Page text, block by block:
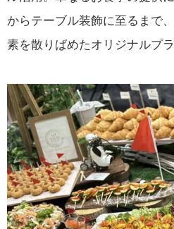
からテーブル装飾に至るまで
素を散りばめたオリジナルプ